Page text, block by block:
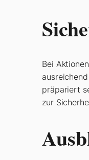
Bei
präpariert
zur